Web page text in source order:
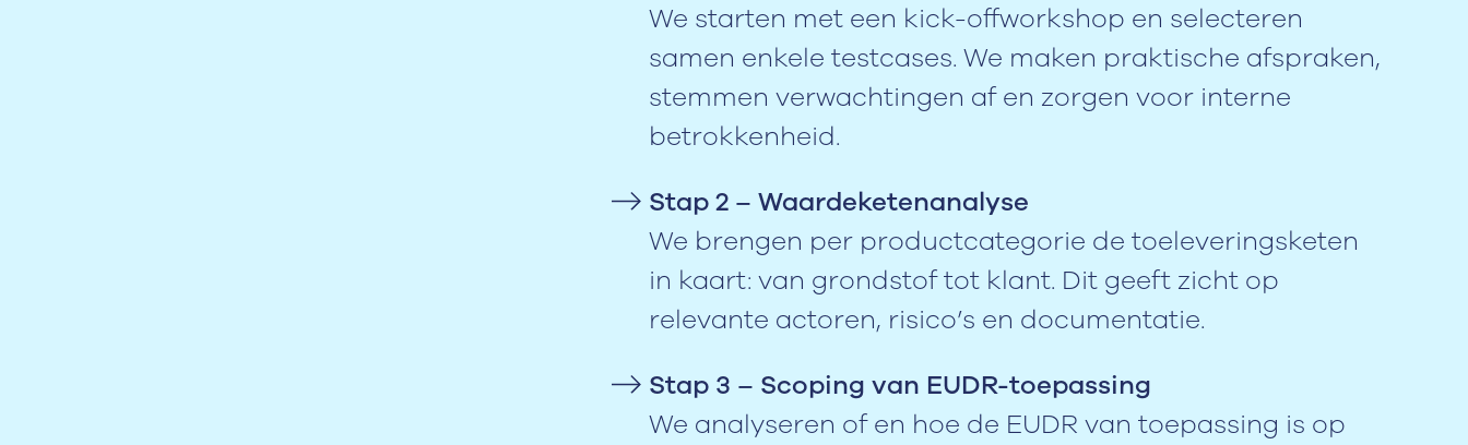
We starten met een kick-offworkshop en selecteren
samen enkele testcases. We maken praktische afspraken,
stemmen verwachtingen af en zorgen voor interne
betrokkenheid.
Stap 2 – Waardeketenanalyse
We brengen per productcategorie de toeleveringsketen
in kaart: van grondstof tot klant. Dit geeft zicht op
relevante actoren, risico’s en documentatie.
Stap 3 – Scoping van EUDR-toepassing
We analyseren of en hoe de EUDR van toepassing is op